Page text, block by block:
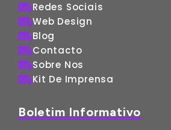
Redes Sociais
Web Design
Blog
Contacto
Sobre Nos
Kit De Imprensa
Boletim Informativo